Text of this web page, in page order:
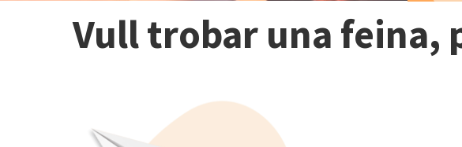
Vull trobar una feina,